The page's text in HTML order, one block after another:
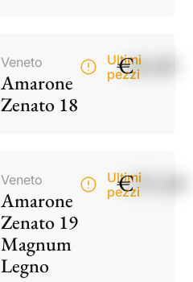
Veneto
Amarone
Zenato 18
Ultimi
pezzi
€60,00
Veneto
Amarone
Zenato 19
Magnum
Legno
Ultimi
pezzi
€195,00